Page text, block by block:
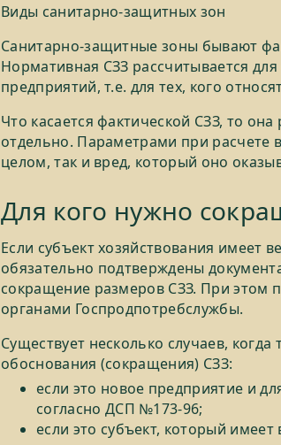
Виды санитарно-защитных зон
Санитарно-защитные зоны бывают
Нормативная СЗЗ рассчитывается
предприятий, т.е. для тех, кого
Что касается фактической СЗЗ, то
отдельно. Параметрами при расчете
целом, так и вред, который оно
Для кого нужно
Если субъект хозяйствования имеет
обязательно подтверждены
сокращение размеров СЗЗ. При этом
органами Госпродпотребслужбы.
Существует несколько случаев,
обоснования (сокращения) СЗЗ:
если это новое предприятие и
согласно ДСП №173-96;
если это субъект, который